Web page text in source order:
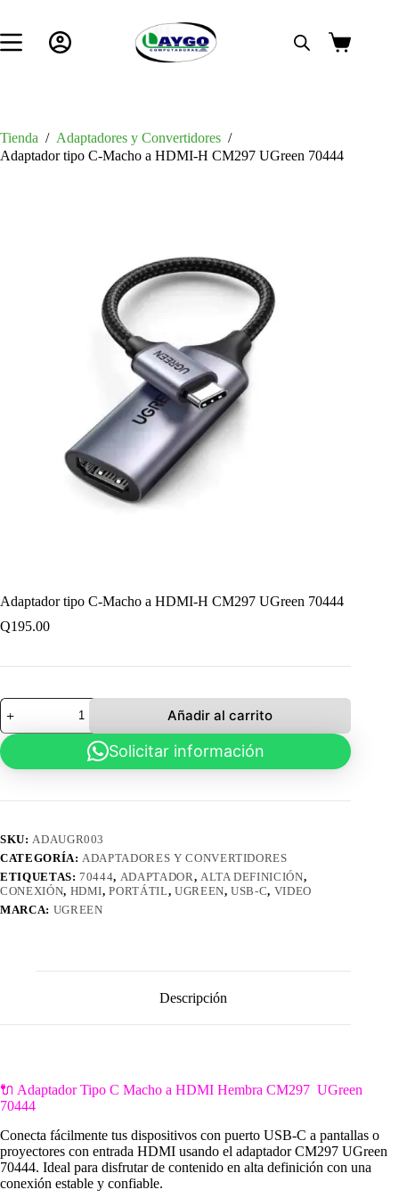
contenido
Carro
Tienda / Adaptadores y Convertidores /
Adaptador tipo C-Macho a HDMI-H CM297 UGreen 70444
Adaptador tipo C-Macho a HDMI-H CM297 UGreen 70444
Q195.00
Adaptador
tipo
C-
Macho
a
70444
cantidad
Añadir al carrito
Solicitar información
SKU: ADAUGR003
CATEGORÍA: ADAPTADORES Y CONVERTIDORES
ETIQUETAS:70444, ADAPTADOR, ALTA DEFINICIÓN,
CONEXIÓN, HDMI,PORTÁTIL, UGREEN,USB-C, VIDEO
MARCA: UGREEN
Descripción
🔌 Adaptador Tipo C Macho a HDMI Hembra CM297 UGreen
70444
Conecta fácilmente tus dispositivos con puerto USB-C a pantallas o
proyectores con entrada HDMI usando el adaptador CM297 UGreen
70444. Ideal para disfrutar de contenido en alta definición con una
conexión estable y confiable.